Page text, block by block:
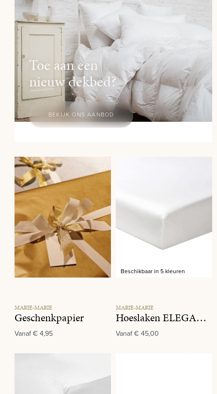
Toe aan een
nieuw dekbed?
BEKIJK ONS AANBOD
MARIE-MARIE
Geschenkpapier
Vanaf€ 4,95
Beschikbaar in 5 kleuren
MARIE-MARIE
Hoeslaken ELEGANCE White
Vanaf€ 45,00